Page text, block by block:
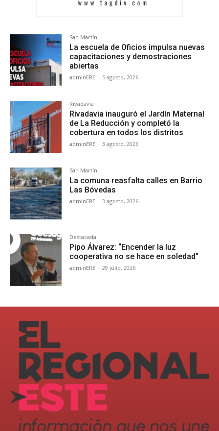
San Martín
La escuela de Oficios impulsa nuevas
capacitaciones y demostraciones
abiertas
adminERE - 5 agosto, 2026
Rivadavia
Rivadavia inauguró el Jardín Maternal
de La Reducción y completó la
cobertura en todos los distritos
adminERE - 3 agosto, 2026
San Martín
La comuna reasfalta calles en Barrio
Las Bóvedas
adminERE - 3 agosto, 2026
Destacada
Pipo Álvarez: “Encender la luz
cooperativa no se hace en soledad”
adminERE - 29 julio, 2026